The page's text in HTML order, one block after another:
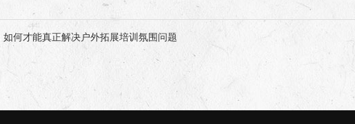
如何才能真正解决户外拓展培训氛围问题